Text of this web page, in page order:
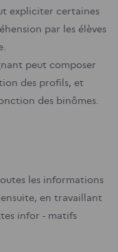
expliciter certaines
par les élèves
peut composer
des profils, et
des binômes.
les informations
en travaillant
infor - matifs